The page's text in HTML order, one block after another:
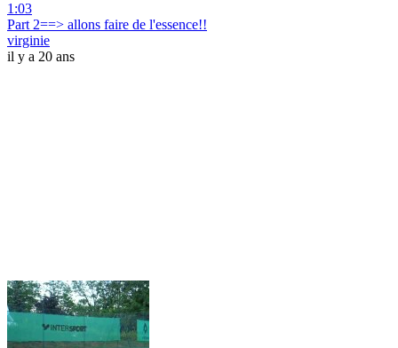
1:03
Part 2==> allons faire de l'essence!!
virginie
il y a 20 ans